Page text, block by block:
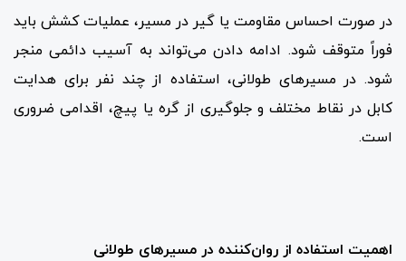
در صورت احساس مقاومت یا گیر در مسیر، عملیات کشش باید
فوراً متوقف شود. ادامه دادن می‌تواند به آسیب دائمی منجر
شود. در مسیرهای طولانی، استفاده از چند نفر برای هدایت
کابل در نقاط مختلف و جلوگیری از گره یا پیچ، اقدامی ضروری
است.
اهمیت استفاده از روان‌کننده در مسیرهای طولانی